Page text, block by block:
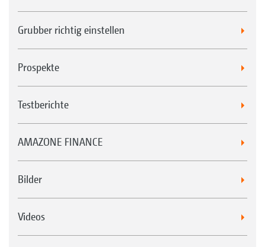
Ihre Vorteile des Scheibenfelds
Wartungsfreie Scheibenlagerung mit
Gleitringdichtung und
Lebensdauerschmierung
Wartungsfreie Überlastsicherung über
Gummifederelemente
Scheibeneinzelaufhängung für optimale
Bodenkonturanpassung und sehr guten
Durchgang
Grubber richtig einstellen
Prospekte
Testberichte
AMAZONE FINANCE
Bilder
Videos